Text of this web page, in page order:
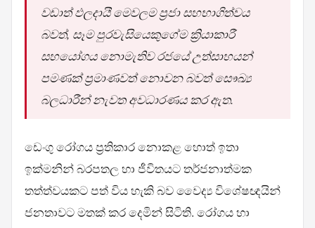
වඩාත් ඵලදායී මෙවලම ප්‍රජා සහභාගිත්වය
බවත්, සෑම පුරවැසියෙකුගේම ක්‍රියාකාරී
සහයෝගය නොමැතිව රජයේ උත්සාහයන්
පමණක් ප්‍රමාණවත් නොවන බවත් සෞඛ්‍ය
බලධාරීන් නැවත අවධාරණය කර ඇත.
ඩෙංගු රෝගය ප්‍රතිකාර නොකළ හොත් ඉතා
ඉක්මනින් බරපතල හා ජීවිතයට තර්ජනාත්මක
තත්ත්වයකට පත් විය හැකි බව වෛද්‍ය විශේෂඥයින්
ජනතාවට මතක් කර දෙමින් සිටිති. රෝගය හා